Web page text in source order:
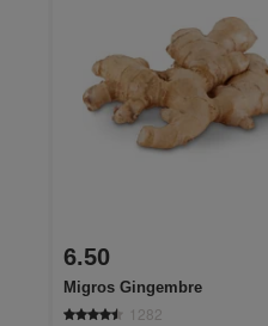
6.50
Migros Gingembre
1282